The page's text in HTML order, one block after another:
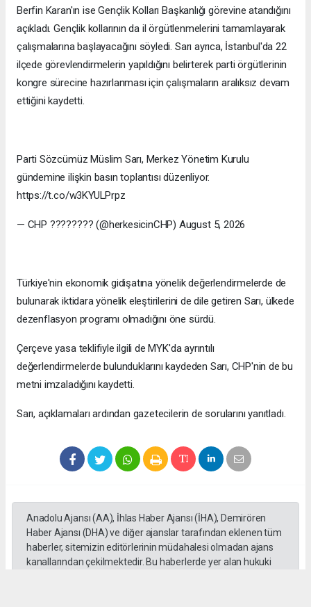
Berfin Karan'ın ise Gençlik Kolları Başkanlığı görevine atandığını
açıkladı. Gençlik kollarının da il örgütlenmelerini tamamlayarak
çalışmalarına başlayacağını söyledi. Sarı ayrıca, İstanbul'da 22
ilçede görevlendirmelerin yapıldığını belirterek parti örgütlerinin
kongre sürecine hazırlanması için çalışmaların aralıksız devam
ettiğini kaydetti.
Parti Sözcümüz Müslim Sarı, Merkez Yönetim Kurulu
gündemine ilişkin basın toplantısı düzenliyor.
https://t.co/w3KYULPrpz
— CHP ???????? (@herkesicinCHP) August 5, 2026
Türkiye'nin ekonomik gidişatına yönelik değerlendirmelerde de
bulunarak iktidara yönelik eleştirilerini de dile getiren Sarı, ülkede
dezenflasyon programı olmadığını öne sürdü.
Çerçeve yasa teklifiyle ilgili de MYK'da ayrıntılı
değerlendirmelerde bulunduklarını kaydeden Sarı, CHP'nin de bu
metni imzaladığını kaydetti.
Sarı, açıklamaları ardından gazetecilerin de sorularını yanıtladı.
Anadolu Ajansı (AA), İhlas Haber Ajansı (İHA), Demirören
Haber Ajansı (DHA) ve diğer ajanslar tarafından eklenen tüm
haberler, sitemizin editörlerinin müdahalesi olmadan ajans
kanallarından çekilmektedir. Bu haberlerde yer alan hukuki